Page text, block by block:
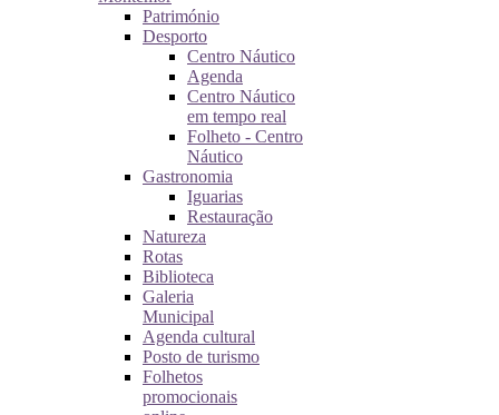
Património
Desporto
Centro Náutico
Agenda
Centro Náutico
em tempo real
Folheto - Centro
Náutico
Gastronomia
Iguarias
Restauração
Natureza
Rotas
Biblioteca
Galeria
Municipal
Agenda cultural
Posto de turismo
Folhetos
promocionais